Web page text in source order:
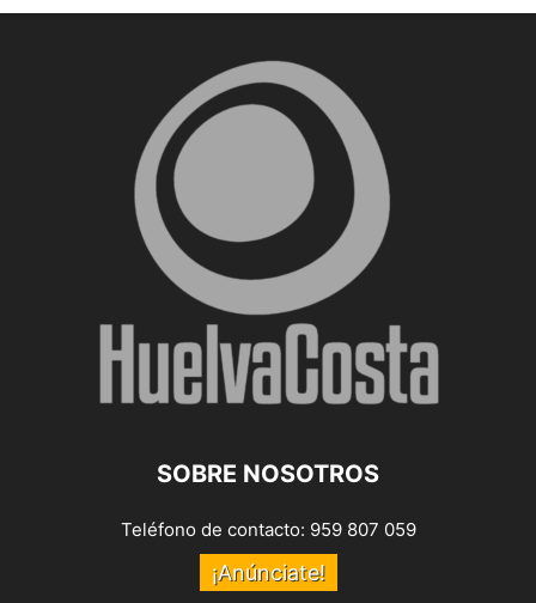
SOBRE NOSOTROS
Teléfono de contacto: 959 807 059
¡Anúnciate!